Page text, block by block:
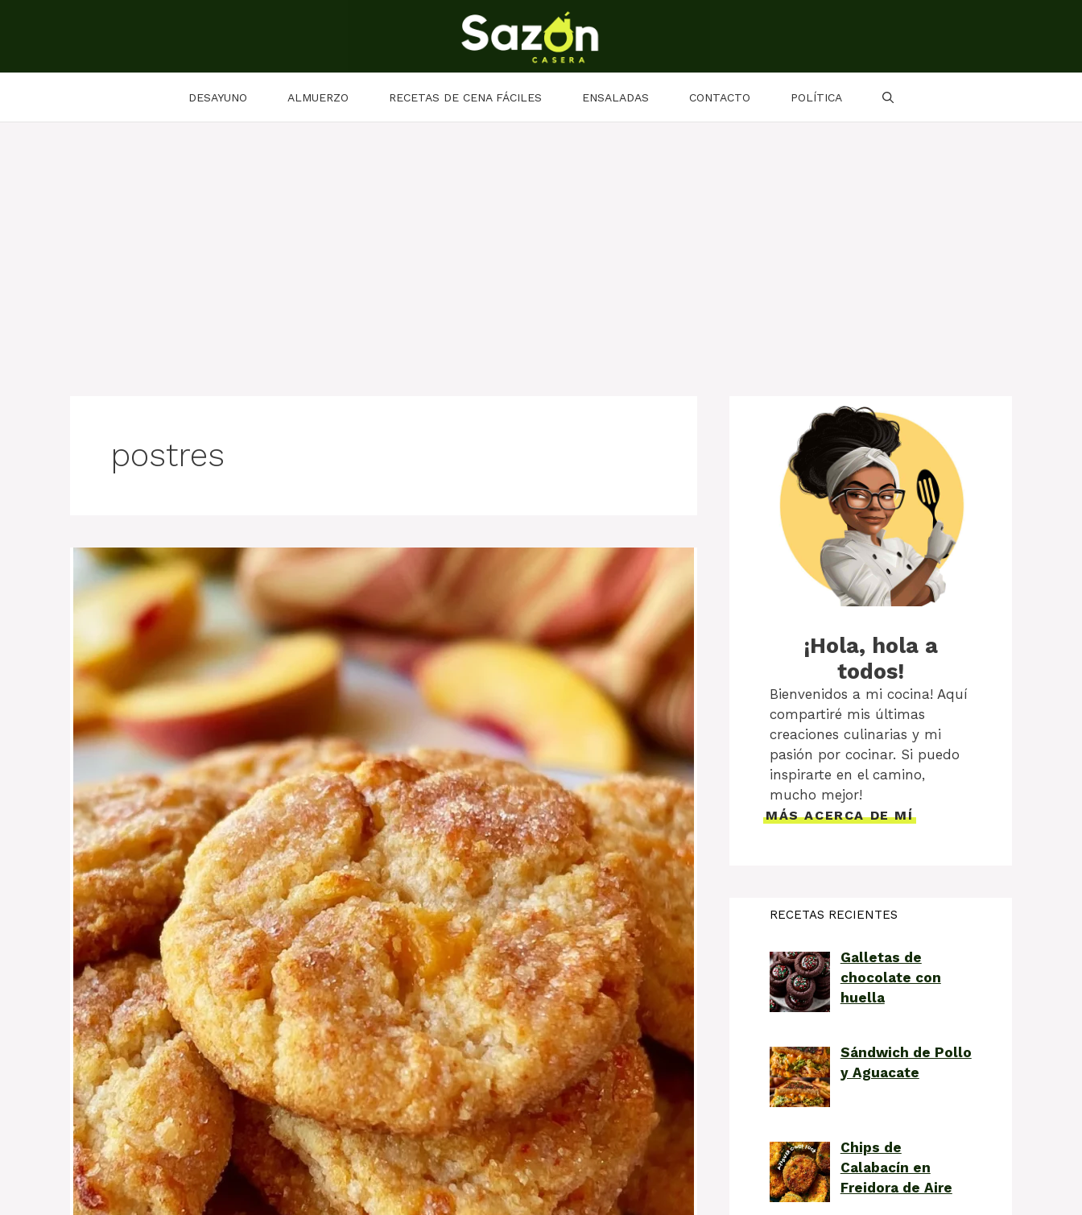
DESAYUNO ALMUERZO RECETAS DE CENA FÁCILES ENSALADAS CONTACTO POLÍTICA
postres
¡Hola, hola a
todos!
Bienvenidos a mi cocina! Aquí
compartiré mis últimas
creaciones culinarias y mi
pasión por cocinar. Si puedo
inspirarte en el camino,
mucho mejor!
MÁS ACERCA DE MÍ
RECETAS RECIENTES
Galletas de
chocolate con
huella
Sándwich de Pollo
y Aguacate
Chips de
Calabacín en
Freidora de Aire